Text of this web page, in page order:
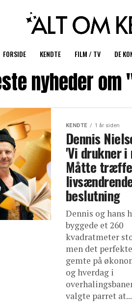
FORSIDE KENDTE FILM / TV DE
nyheder om
KENDTE 1 år siden
Dennis
'Vi drukner i
Måtte træffe
beslutning
Dennis og hans
byggede et 260
kvadratmeter
men det
gemte på
og hverdag i
valgte parret at...